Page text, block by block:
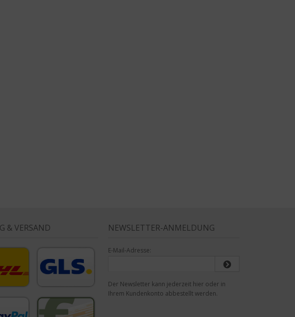
& VERSAND NEWSLETTER-ANMELDUNG
E-Mail-Adresse:
Der Newsletter kann jederzeit hier oder in
Ihrem Kundenkonto abbestellt werden.